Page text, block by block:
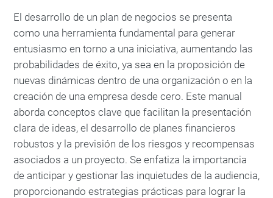
El desarrollo de un plan de negocios se presenta
como una herramienta fundamental para generar
entusiasmo en torno a una iniciativa, aumentando las
probabilidades de éxito, ya sea en la proposición de
nuevas dinámicas dentro de una organización o en la
creación de una empresa desde cero. Este manual
aborda conceptos clave que facilitan la presentación
clara de ideas, el desarrollo de planes financieros
robustos y la previsión de los riesgos y recompensas
asociados a un proyecto. Se enfatiza la importancia
de anticipar y gestionar las inquietudes de la audiencia,
proporcionando estrategias prácticas para lograr la